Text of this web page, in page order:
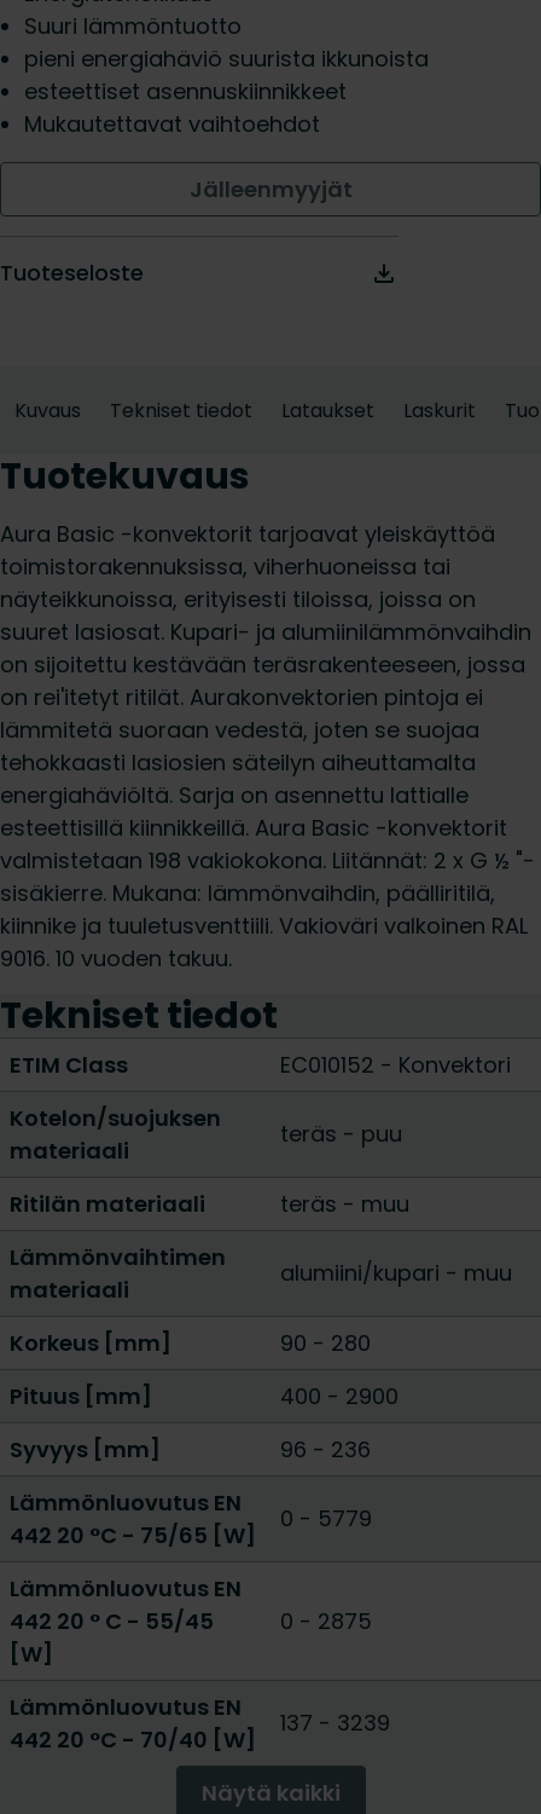
Suuri lämmöntuotto
pieni energiahäviö suurista ikkunoista
esteettiset asennuskiinnikkeet
Mukautettavat vaihtoehdot
Jälleenmyyjät
Tuoteseloste
Kuvaus Tekniset tiedot Lataukset Laskurit
Tuotekuvaus
Aura Basic -konvektorit tarjoavat yleiskäyttöä
toimistorakennuksissa, viherhuoneissa tai
näyteikkunoissa, erityisesti tiloissa, joissa on
suuret lasiosat. Kupari- ja alumiinilämmönvaihdin
on sijoitettu kestävään teräsrakenteeseen, jossa
on rei'itetyt ritilät. Aurakonvektorien pintoja ei
lämmitetä suoraan vedestä, joten se suojaa
tehokkaasti lasiosien säteilyn aiheuttamalta
energiahäviöltä. Sarja on asennettu lattialle
esteettisillä kiinnikkeillä. Aura Basic -konvektorit
valmistetaan 198 vakiokokona. Liitännät: 2 x G ½ "-
sisäkierre. Mukana: lämmönvaihdin, päälliritilä,
kiinnike ja tuuletusventtiili. Vakioväri valkoinen RAL
9016. 10 vuoden takuu.
Tekniset tiedot
ETIM Class
EC010152 - Konvektori
Kotelon/suojuksen
materiaali
teräs - puu
Ritilän materiaali teräs - muu
Lämmönvaihtimen
materiaali
alumiini/kupari - muu
Korkeus [mm] 90 - 280
Pituus [mm]
400 - 2900
Syvyys [mm]
96 - 236
Lämmönluovutus EN
442 20 °C - 75/65 [W]
0 - 5779
Lämmönluovutus EN
442 20 ° C - 55/45
[W]
0 - 2875
Lämmönluovutus EN
442 20 °C - 70/40 [W]
137 - 3239
Näytä kaikki